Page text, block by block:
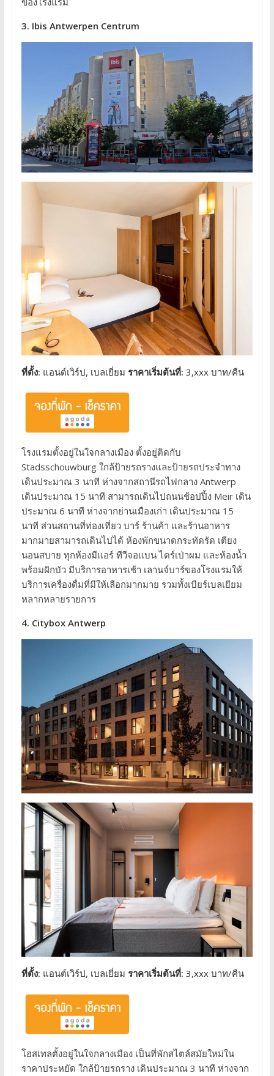
3. Ibis Antwerpen Centrum
ที่ตั้ง: แอนต์เวิร์ป, เบลเยี่ยม ราคาเริ่มต้นที่: 3,xxx บาท/คืน
โรงแรมตั้งอยู่ในใจกลางเมือง ตั้งอยู่ติดกับ
Stadsschouwburg ใกล้ป้ายรถรางและป้ายรถประจำทาง
เดินประมาณ 3 นาที ห่างจากสถานีรถไฟกลาง Antwerp
เดินประมาณ 15 นาที สามารถเดินไปถนนช้อปปิ้ง Meir เดิน
ประมาณ 6 นาที ห่างจากย่านเมืองเก่า เดินประมาณ 15
นาที ส่วนสถานที่ท่องเที่ยว บาร์ ร้านค้า และร้านอาหาร
มากมายสามารถเดินไปได้ ห้องพักขนาดกระทัดรัด เตียง
นอนสบาย ทุกห้องมีแอร์ ทีวีจอแบน ไดร์เป่าผม และห้องน้ำ
พร้อมฝักบัว มีบริการอาหารเช้า เลานจ์บาร์ของโรงแรมให้
บริการเครื่องดื่มที่มีให้เลือกมากมาย รวมทั้งเบียร์เบลเยียม
หลากหลายรายการ
4. Citybox Antwerp
ที่ตั้ง: แอนต์เวิร์ป, เบลเยี่ยม ราคาเริ่มต้นที่: 3,xxx บาท/คืน
โฮสเทลตั้งอยู่ในใจกลางเมือง เป็นที่พักสไตล์สมัยใหม่ใน
ราคาประหยัด ใกล้ป้ายรถราง เดินประมาณ 3 นาที ห่างจาก